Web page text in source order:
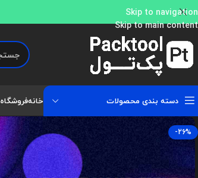
Skip to navigation
Skip to main content
دسته بندی محصولات خانهفروشگاه
-26%